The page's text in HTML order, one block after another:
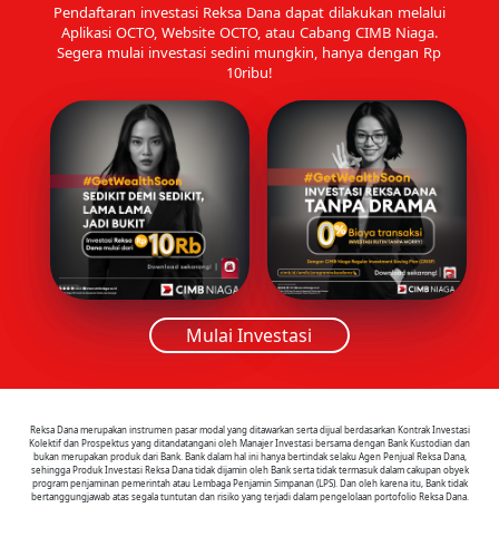
Pendaftaran investasi Reksa Dana dapat dilakukan melalui
Aplikasi OCTO, Website OCTO, atau Cabang CIMB Niaga.
Segera mulai investasi sedini mungkin, hanya dengan Rp
10ribu!
Mulai Investasi
Reksa Dana merupakan instrumen pasar modal yang ditawarkan serta dijual berdasarkan Kontrak Investasi
Kolektif dan Prospektus yang ditandatangani oleh Manajer Investasi bersama dengan Bank Kustodian dan
bukan merupakan produk dari Bank. Bank dalam hal ini hanya bertindak selaku Agen Penjual Reksa Dana,
sehingga Produk Investasi Reksa Dana tidak dijamin oleh Bank serta tidak termasuk dalam cakupan obyek
program penjaminan pemerintah atau Lembaga Penjamin Simpanan (LPS). Dan oleh karena itu, Bank tidak
bertanggungjawab atas segala tuntutan dan risiko yang terjadi dalam pengelolaan portofolio Reksa Dana.